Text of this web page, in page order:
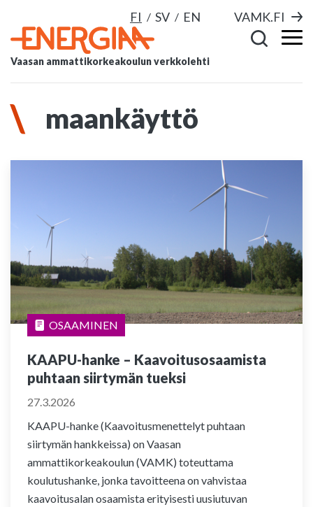
FI SV EN VAMK.FI
Vaasan ammattikorkeakoulun verkkolehti
maankäyttö
OSAAMINEN
KAAPU-hanke – Kaavoitusosaamista
puhtaan siirtymän tueksi
27.3.2026
KAAPU-hanke (Kaavoitusmenettelyt puhtaan
siirtymän hankkeissa) on Vaasan
ammattikorkeakoulun (VAMK) toteuttama
koulutushanke, jonka tavoitteena on vahvistaa
kaavoitusalan osaamista erityisesti uusiutuvan